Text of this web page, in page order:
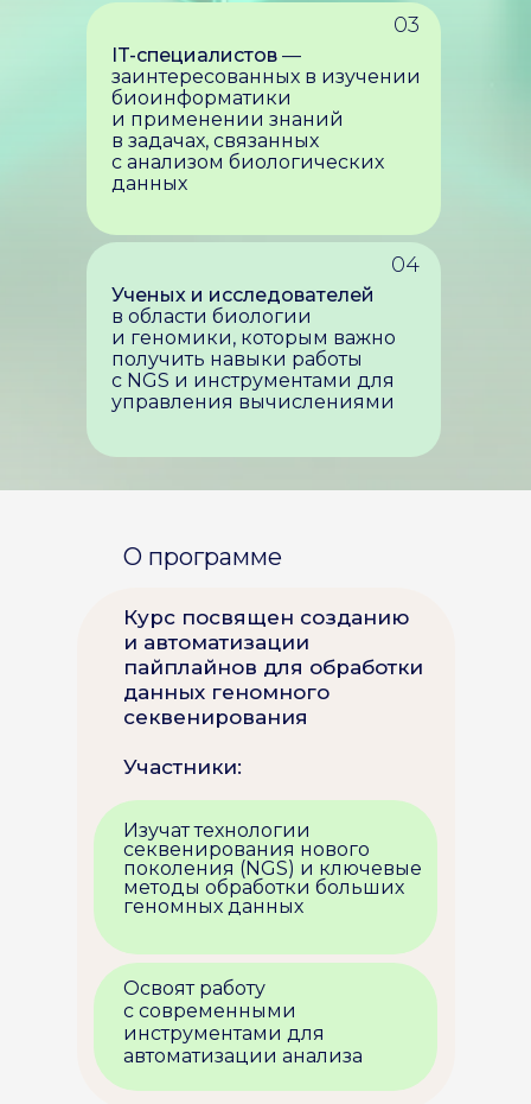
IT-специалистов —
заинтересованных в изучении
биоинформатики
и применении знаний
в задачах, связанных
с анализом биологических
данных
03
04
Ученых и исследователей
в области биологии
и геномики, которым важно
получить навыки работы
с NGS и инструментами для
управления вычислениями
О программе
Изучат технологии
секвенирования нового
поколения (NGS) и ключевые
методы обработки больших
геномных данных
Освоят работу
с современными
инструментами для
автоматизации анализа
Курс посвящен созданию
и автоматизации
пайплайнов для обработки
данных геномного
секвенирования
Участники: